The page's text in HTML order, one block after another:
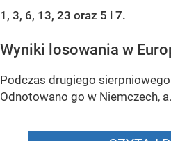
1, 3, 6, 13, 23 oraz 5 i 7.
Wyniki losowania w
Podczas drugiego
Odnotowano go w Niemczech,